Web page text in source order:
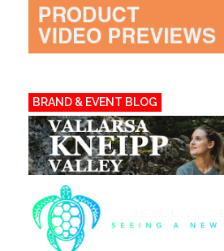
BRAND & EVENT BLOG